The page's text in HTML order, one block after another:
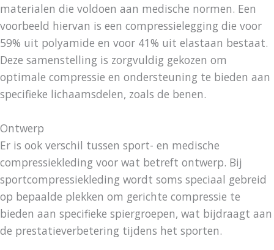
materialen die voldoen aan medische normen. Een
voorbeeld hiervan is een compressielegging die voor
59% uit polyamide en voor 41% uit elastaan bestaat.
Deze samenstelling is zorgvuldig gekozen om
optimale compressie en ondersteuning te bieden aan
specifieke lichaamsdelen, zoals de benen.
Ontwerp
Er is ook verschil tussen sport- en medische
compressiekleding voor wat betreft ontwerp. Bij
sportcompressiekleding wordt soms speciaal gebreid
op bepaalde plekken om gerichte compressie te
bieden aan specifieke spiergroepen, wat bijdraagt aan
de prestatieverbetering tijdens het sporten.